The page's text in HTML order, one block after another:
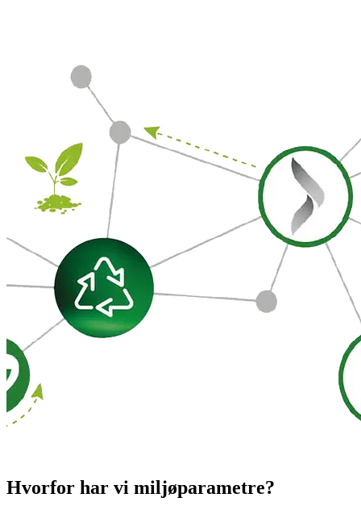
Hvorfor har vi miljøparametre?